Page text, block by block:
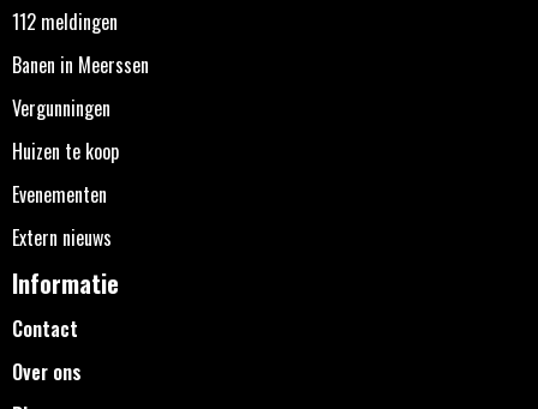
112 meldingen
Banen in Meerssen
Vergunningen
Huizen te koop
Evenementen
Extern nieuws
Informatie
Contact
Over ons